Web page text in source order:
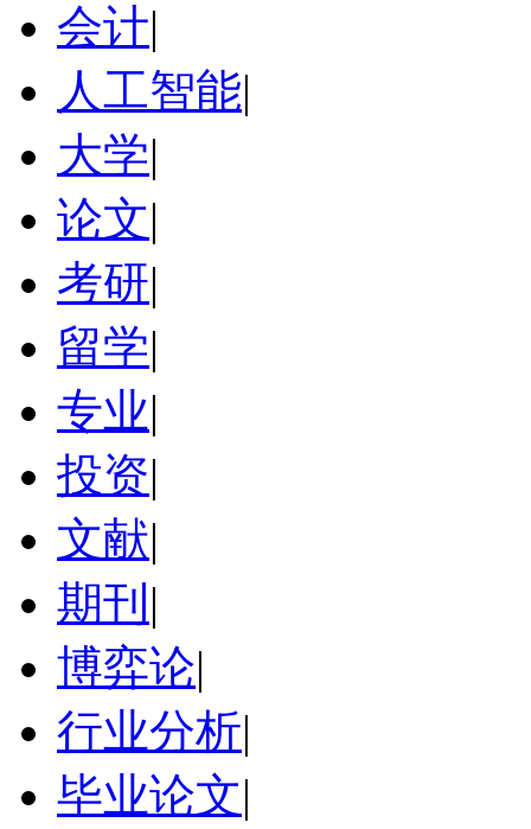
会计|
人工智能|
大学|
论文|
考研|
留学|
专业|
投资|
文献|
期刊 |
博弈论|
行业分析|
毕业论文|